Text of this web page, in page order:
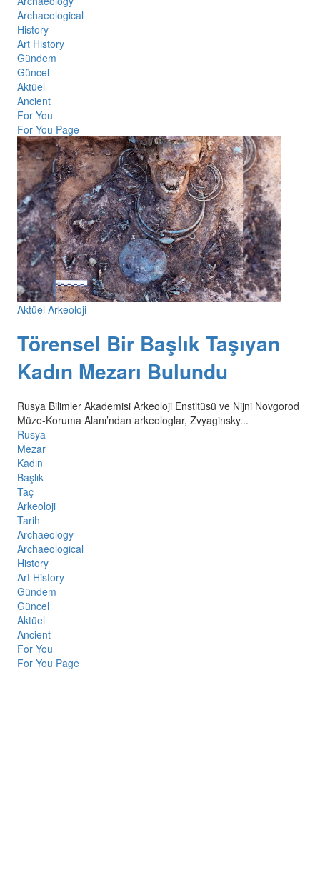
Archaeological
History
Art History
Gündem
Güncel
Aktüel
Ancient
For You
For You Page
Aktüel Arkeoloji
Törensel Bir Başlık Taşıyan
Kadın Mezarı Bulundu
Rusya Bilimler Akademisi Arkeoloji Enstitüsü ve Nijni Novgorod
Müze-Koruma Alanı’ndan arkeologlar, Zvyaginsky...
Rusya
Mezar
Kadın
Başlık
Taç
Arkeoloji
Tarih
Archaeology
Archaeological
History
Art History
Gündem
Güncel
Aktüel
Ancient
For You
For You Page